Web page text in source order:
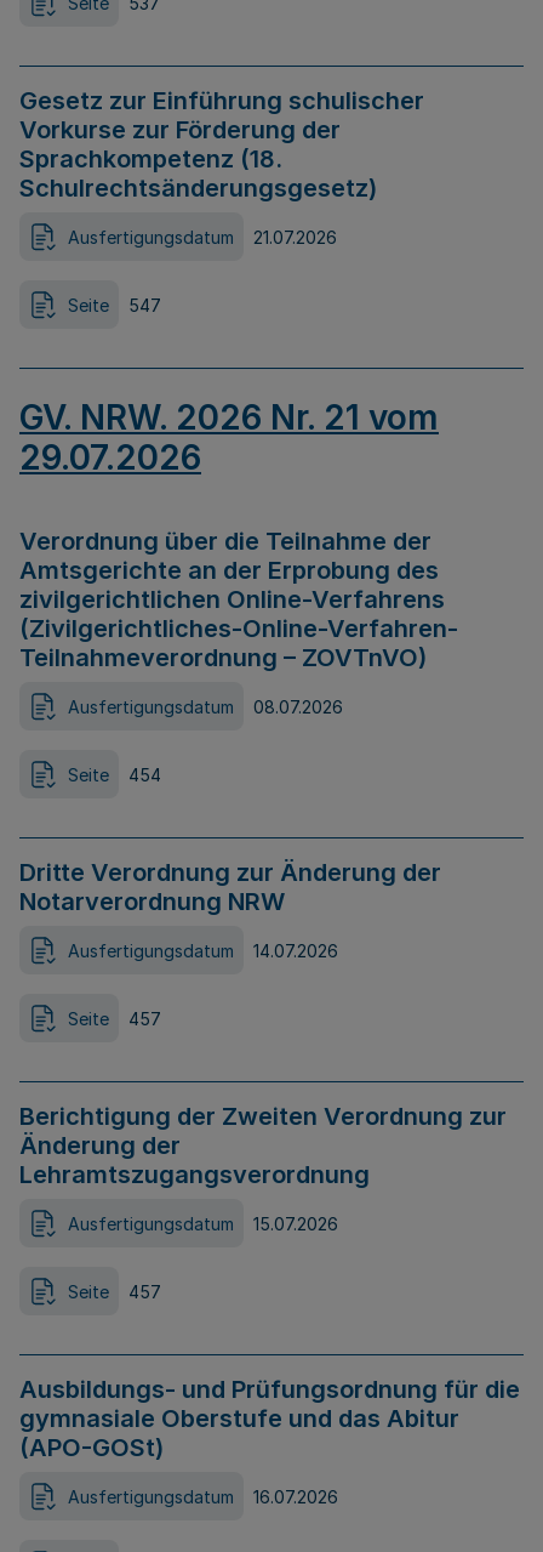
Gesetz zur Einführung schulischer
Vorkurse zur Förderung der
Sprachkompetenz (18.
Schulrechtsänderungsgesetz)
Ausfertigungsdatum 21.07.2026
Seite 547
GV. NRW. 2026 Nr. 21 vom
29.07.2026
Verordnung über die Teilnahme der
Amtsgerichte an der Erprobung des
zivilgerichtlichen Online-Verfahrens
(Zivilgerichtliches-Online-Verfahren-
Teilnahmeverordnung – ZOVTnVO)
Ausfertigungsdatum 08.07.2026
Seite 454
Dritte Verordnung zur Änderung der
Notarverordnung NRW
Ausfertigungsdatum 14.07.2026
Seite 457
Berichtigung der Zweiten Verordnung zur
Änderung der
Lehramtszugangsverordnung
Ausfertigungsdatum 15.07.2026
Seite 457
Ausbildungs- und Prüfungsordnung für die
gymnasiale Oberstufe und das Abitur
(APO-GOSt)
Ausfertigungsdatum 16.07.2026